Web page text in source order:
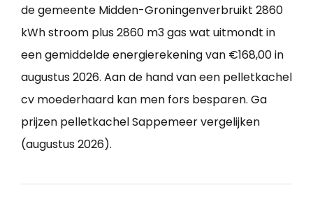
de gemeente Midden-Groningenverbruikt 2860
kWh stroom plus 2860 m3 gas wat uitmondt in
een gemiddelde energierekening van €168,00 in
augustus 2026. Aan de hand van een pelletkachel
cv moederhaard kan men fors besparen. Ga
prijzen pelletkachel Sappemeer vergelijken
(augustus 2026).